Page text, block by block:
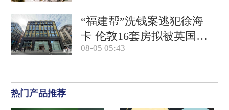
“福建帮”洗钱案逃犯徐海
卡 伦敦16套房拟被英国没
收(含视频)
08-05 05:43
热门产品推荐